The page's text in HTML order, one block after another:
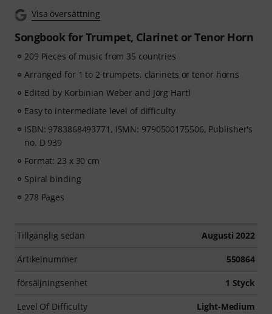
Visa översättning
Songbook for Trumpet, Clarinet or Tenor Horn
209 Pieces of music from 35 countries
Arranged for 1 to 2 trumpets, clarinets or tenor horns
Edited by Korbinian Weber and Jörg Hartl
Easy to intermediate level of difficulty
ISBN: 9783868493771, ISMN: 9790500175506, Publisher's
no. D 939
Format: 23 x 30 cm
Spiral binding
278 Pages
Tillgänglig sedan Augusti 2022
Artikelnummer 550864
försäljningsenhet 1 Styck
Level Of Difficulty Light-Medium